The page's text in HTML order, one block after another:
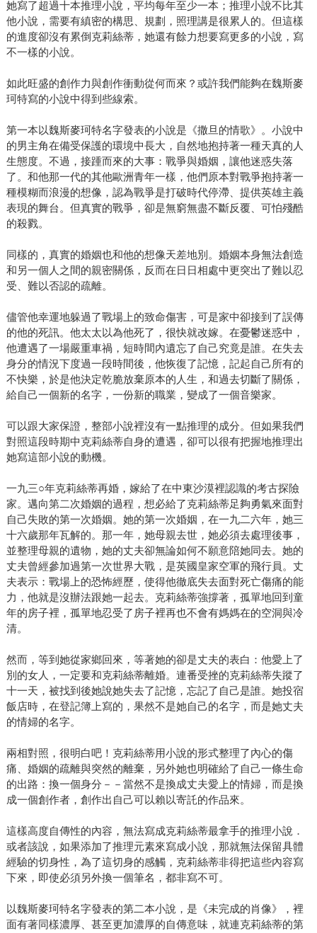
她寫了超過十本推理小說，平均每年至少一本；推理小說不比其
他小說，需要有縝密的構思、規劃，照理講是很累人的。但這樣
的進度卻沒有累倒克莉絲蒂，她還有餘力想要寫更多的小說，寫
不一樣的小說。
如此旺盛的創作力與創作衝動從何而來？或許我們能夠在魏斯麥
珂特寫的小說中得到些線索。
第一本以魏斯麥珂特名字發表的小說是《撒旦的情歌》。小說中
的男主角在備受保護的環境中長大，自然地抱持著一種天真的人
生態度。不過，接踵而來的大事：戰爭與婚姻，讓他迷惑失落
了。和他那一代的其他歐洲青年一樣，他們原本對戰爭抱持著一
種模糊而浪漫的想像，認為戰爭是打破時代停滯、提供英雄主義
表現的舞台。但真實的戰爭，卻是無窮無盡不斷反覆、可怕殘酷
的殺戮。
同樣的，真實的婚姻也和他的想像天差地別。婚姻本身無法創造
和另一個人之間的親密關係，反而在日日相處中更突出了難以忍
受、難以否認的疏離。
儘管他幸運地躲過了戰場上的致命傷害，可是家中卻接到了誤傳
的他的死訊。他太太以為他死了，很快就改嫁。在憂鬱迷惑中，
他遭遇了一場嚴重車禍，短時間內遺忘了自己究竟是誰。在失去
身分的情況下度過一段時間後，他恢復了記憶，記起自己所有的
不快樂，於是他決定乾脆放棄原本的人生，和過去切斷了關係，
給自己一個新的名字，一份新的職業，變成了一個音樂家。
可以跟大家保證，整部小說裡沒有一點推理的成分。但如果我們
對照這段時期中克莉絲蒂自身的遭遇，卻可以很有把握地推理出
她寫這部小說的動機。
一九三○年克莉絲蒂再婚，嫁給了在中東沙漠裡認識的考古探險
家。邁向第二次婚姻的過程，想必給了克莉絲蒂足夠勇氣來面對
自己失敗的第一次婚姻。她的第一次婚姻，在一九二六年，她三
十六歲那年瓦解的。那一年，她母親去世，她必須去處理後事，
並整理母親的遺物，她的丈夫卻無論如何不願意陪她同去。她的
丈夫曾經參加過第一次世界大戰，是英國皇家空軍的飛行員。丈
夫表示：戰場上的恐怖經歷，使得他徹底失去面對死亡傷痛的能
力，他就是沒辦法跟她一起去。克莉絲蒂強撐著，孤單地回到童
年的房子裡，孤單地忍受了房子裡再也不會有媽媽在的空洞與冷
清。
然而，等到她從家鄉回來，等著她的卻是丈夫的表白：他愛上了
別的女人，一定要和克莉絲蒂離婚。連番受挫的克莉絲蒂失蹤了
十一天，被找到後她說她失去了記憶，忘記了自己是誰。她投宿
飯店時，在登記簿上寫的，果然不是她自己的名字，而是她丈夫
的情婦的名字。
兩相對照，很明白吧！克莉絲蒂用小說的形式整理了內心的傷
痛、婚姻的疏離與突然的離棄，另外她也明確給了自己一條生命
的出路：換一個身分－－當然不是換成丈夫愛上的情婦，而是換
成一個創作者，創作出自己可以賴以寄託的作品來。
這樣高度自傳性的內容，無法寫成克莉絲蒂最拿手的推理小說．
或者該說，如果添加了推理元素來寫成小說，那就無法保留具體
經驗的切身性，為了這切身的感觸，克莉絲蒂非得把這些內容寫
下來，即使必須另外換一個筆名，都非寫不可。
以魏斯麥珂特名字發表的第二本小說，是《未完成的肖像》，裡
面有著同樣濃厚、甚至更加濃厚的自傳意味，就連克莉絲蒂的第